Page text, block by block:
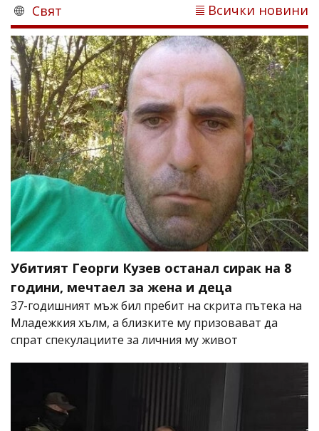
Свят Всички новини
Убитият Георги Кузев останал сирак на 8
години, мечтаел за жена и деца
37-годишният мъж бил пребит на скрита пътека на
Младежкия хълм, а близките му призовават да
спрат спекулациите за личния му живот